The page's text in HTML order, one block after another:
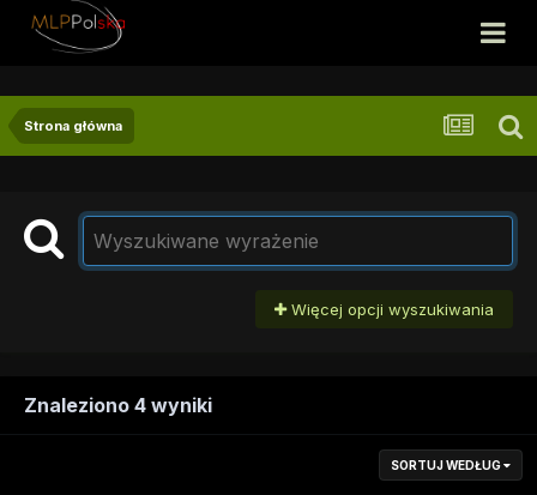
Strona główna
Więcej opcji wyszukiwania
Znaleziono 4 wyniki
SORTUJ WEDŁUG